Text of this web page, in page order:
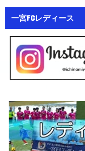
一宮FCレディース